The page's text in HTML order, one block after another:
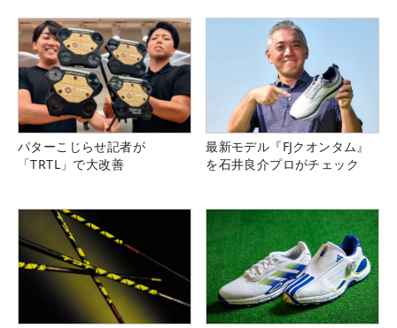
パターこじらせ記者が
「TRTL」で大改善
最新モデル『FJクオンタム』
を石井良介プロがチェック